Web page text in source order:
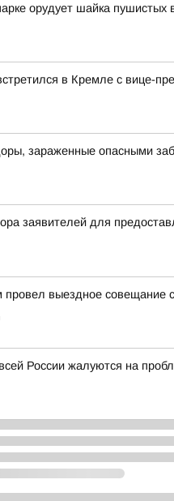
орудует шайка пушистых
в Кремле с вице-
зараженные опасными
заявителей для
провел выездное совещание
России жалуются на